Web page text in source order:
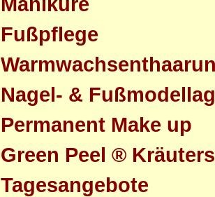
Fußpflege
Nagel- &
Permanent Make up
Green Peel ®
Tagesangebote